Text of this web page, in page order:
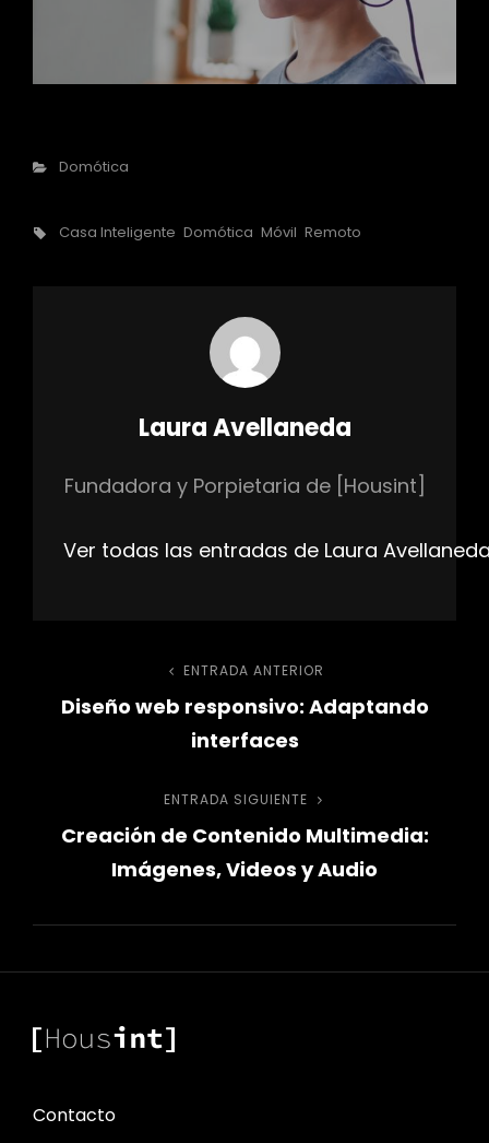
Categorías
Domótica
Etiquetas,
Casa Inteligente Domótica Móvil Remoto
Autor:
Laura Avellaneda
Fundadora y Porpietaria de [Housint]
Ver todas las entradas de Laura
Navegación
entradas
Entrada
anterior
ENTRADA ANTERIOR
Diseño web responsivo: Adaptando
interfaces
Entrada
siguiente
ENTRADA SIGUIENTE
Creación de Contenido Multimedia:
Imágenes, Videos y Audio
Contacto